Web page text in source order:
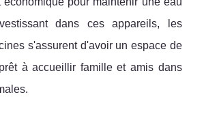
dans ces appareils, les
s'assurent d'avoir un espace de
à accueillir famille et amis dans